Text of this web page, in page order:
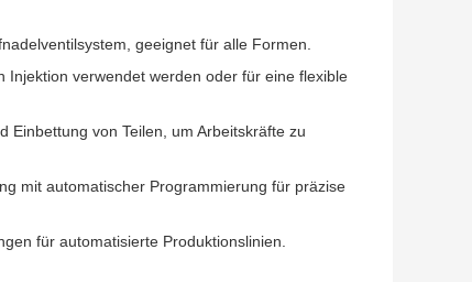
geeignet für alle Formen.
Injektion verwendet werden oder für eine flexible
Einbettung von Teilen, um Arbeitskräfte zu
mit automatischer Programmierung für präzise
für automatisierte Produktionslinien.